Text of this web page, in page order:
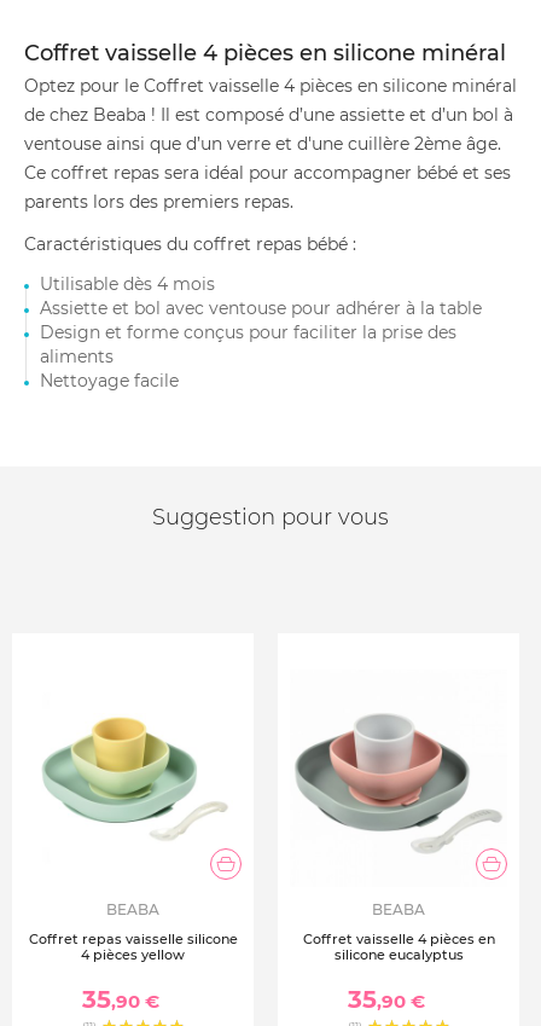
Coffret vaisselle 4 pièces en silicone minéral
Optez pour le Coffret vaisselle 4 pièces en silicone minéral
de chez Beaba ! Il est composé d’une assiette et d’un bol à
ventouse ainsi que d’un verre et d'une cuillère 2ème âge.
Ce coffret repas sera idéal pour accompagner bébé et ses
parents lors des premiers repas.
Caractéristiques du coffret repas bébé :
Utilisable dès 4 mois
Assiette et bol avec ventouse pour adhérer à la table
Design et forme conçus pour faciliter la prise des
aliments
Nettoyage facile
Suggestion pour vous
BEABA
Coffret repas vaisselle silicone
4 pièces yellow
35,90 €
BEABA
Coffret vaisselle 4 pièces en
silicone eucalyptus
35,90 €